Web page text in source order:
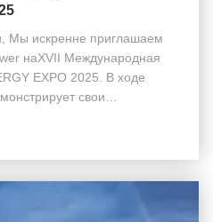
Мы искренне приглашаем
наXVII Международная
EXPO 2025. В ходе
свои
энергией.подчеркивая